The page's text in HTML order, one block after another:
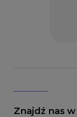
Znajdź nas